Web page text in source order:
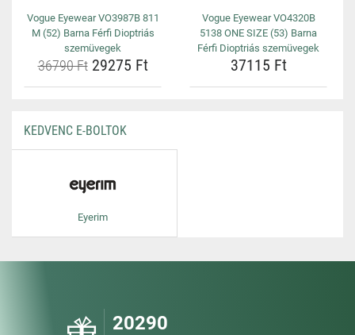
Vogue Eyewear VO3987B 811
M (52) Barna Férfi Dioptriás
szemüvegek
36790 Ft29275 Ft
Vogue Eyewear VO4320B
5138 ONE SIZE (53) Barna
Férfi Dioptriás szemüvegek
37115 Ft
KEDVENC E-BOLTOK
Eyerim
20290